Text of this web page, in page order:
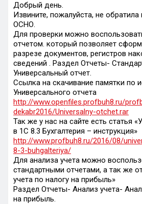
Добрый день.
Извините, пожалуйста, не
ОСНО.
Для проверки можно
отчетом. который позволяет
разрезе документов, регистров
сведений . Раздел Отчеты-
Универсальный отчет.
Ссылка на скачивание памятки по
Универсального отчета
http://www.openfiles.profbuh8.ru/
dekabr2016/Universalny-otchet.rar
Так же у нас на сайте есть статья
в 1С 8.3 Бухгалтерия – инструкция»
http://www.profbuh8.ru/2016/08/
8-3-buhgalteriya/
Для анализа учета можно
стандартными отчетами, а так же
учета по налогу на прибыль»
Раздел Отчеты- Анализ учета-
на прибыль.